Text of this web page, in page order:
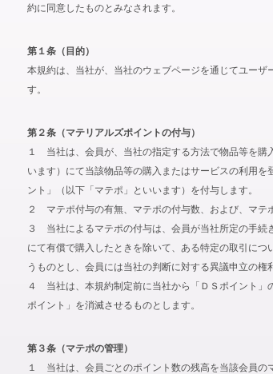
約に同意したものとみなされます。
第１条（目的）
本規約は、当社が、当社のウェブページを通じてユー
す。
第２条（マテリアルズポイントの付与）
１ 当社は、会員が、当社の指定する方法で物品等を購
います）にて当該物品等の購入またはサービスの利用
ント」（以下「マテポ」といいます）を付与します。
２ マテポ付与の有無、マテポの付与数、および、マテ
３ 当社によるマテポの付与は、会員が当社所定の手続
にて有償で購入したときを除いて、ある特定の取引に
うものとし、会員には当社の判断に対する異議申立の権
４ 当社は、本規約制定前に当社から「ＤＳポイント」
ポイント」を消滅させるものとします。
第３条（マテポの管理）
１ 当社は、会員ごとのポイント数の残高を当該会員の